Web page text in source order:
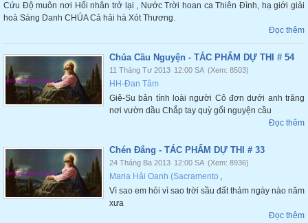
Cứu Độ muôn nơi Hối nhân trở lại , Nước Trời hoan ca Thiên Đình, hạ giới giải
hoà Sáng Danh CHÚA Cả hải hà Xót Thương.
Đọc thêm
Chúa Cầu Nguyện - TÁC PHẨM DỰ THI # 54
11 Tháng Tư 2013 12:00 SA (Xem: 8503)
HH-Đan Tâm
Giê-Su bản tính loài người Cô đơn dưới anh trăng
nơi vườn dầu Chắp tay quỳ gối nguyện cầu
Đọc thêm
Chén Đắng - TÁC PHẨM DỰ THI # 33
24 Tháng Ba 2013 12:00 SA (Xem: 8936)
Maria Hải Oanh (Sacramento ,
Vì sao em hỏi vì sao trời sầu đất thảm ngày nào năm
xưa
Đọc thêm